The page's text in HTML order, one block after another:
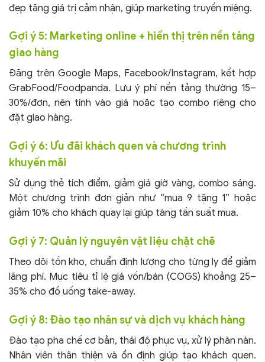
đẹp tăng giá trị cảm nhận, giúp marketing truyền miệng.
Gợi ý 5: Marketing online + hiển thị trên nền tảng
giao hàng
Đăng trên Google Maps, Facebook/Instagram, kết hợp
GrabFood/Foodpanda. Lưu ý phí nền tảng thường 15–
30%/đơn, nên tính vào giá hoặc tạo combo riêng cho
đặt giao hàng.
Gợi ý 6: Ưu đãi khách quen và chương trình
khuyến mãi
Sử dụng thẻ tích điểm, giảm giá giờ vàng, combo sáng.
Một chương trình đơn giản như “mua 9 tặng 1” hoặc
giảm 10% cho khách quay lại giúp tăng tần suất mua.
Gợi ý 7: Quản lý nguyên vật liệu chặt chẽ
Theo dõi tồn kho, chuẩn định lượng cho từng ly để giảm
lãng phí. Mục tiêu tỉ lệ giá vốn/bán (COGS) khoảng 25–
35% cho đồ uống take-away.
Gợi ý 8: Đào tạo nhân sự và dịch vụ khách hàng
Đào tạo pha chế cơ bản, thái độ phục vụ, xử lý phàn nàn.
Nhân viên thân thiện và ổn định giúp tạo khách quen.